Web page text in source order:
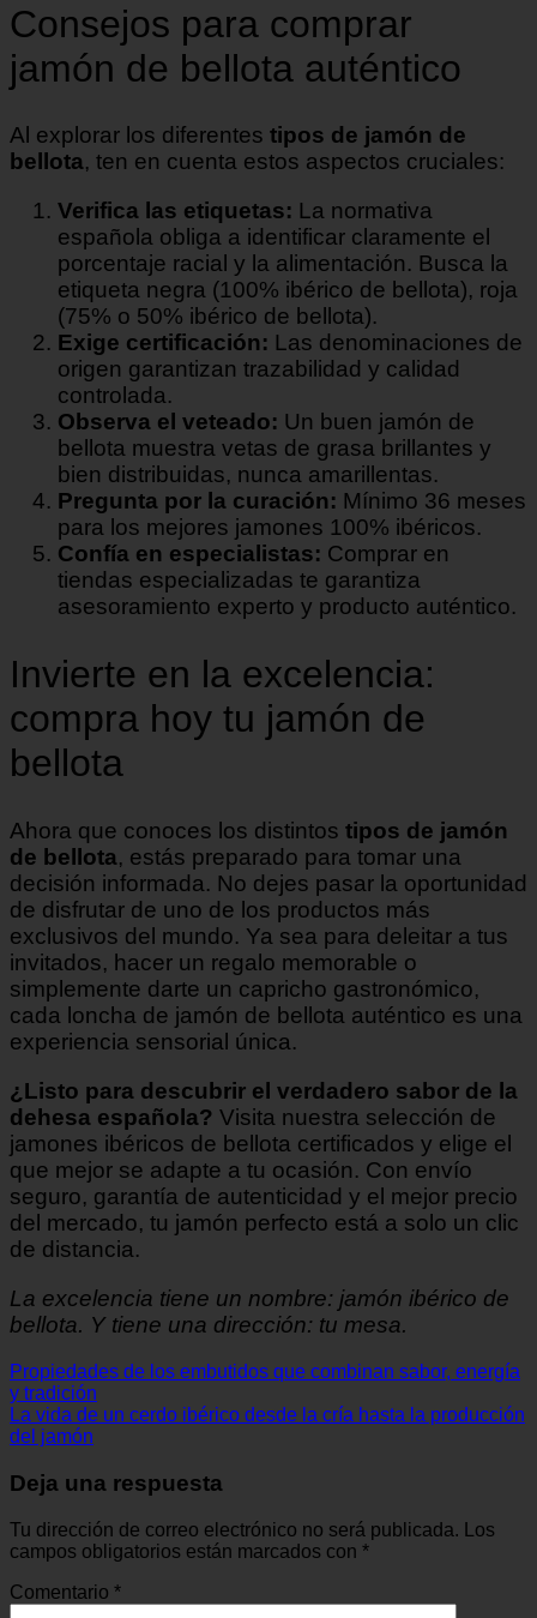
Consejos para comprar
jamón de bellota auténtico
Al explorar los diferentes tipos de jamón de
bellota, ten en cuenta estos aspectos cruciales:
Verifica las etiquetas: La normativa
española obliga a identificar claramente el
porcentaje racial y la alimentación. Busca la
etiqueta negra (100% ibérico de bellota), roja
(75% o 50% ibérico de bellota).
Exige certificación: Las denominaciones de
origen garantizan trazabilidad y calidad
controlada.
Observa el veteado: Un buen jamón de
bellota muestra vetas de grasa brillantes y
bien distribuidas, nunca amarillentas.
Pregunta por la curación: Mínimo 36 meses
para los mejores jamones 100% ibéricos.
Confía en especialistas: Comprar en
tiendas especializadas te garantiza
asesoramiento experto y producto auténtico.
Invierte en la excelencia:
compra hoy tu jamón de
bellota
Ahora que conoces los distintos tipos de jamón
de bellota, estás preparado para tomar una
decisión informada. No dejes pasar la oportunidad
de disfrutar de uno de los productos más
exclusivos del mundo. Ya sea para deleitar a tus
invitados, hacer un regalo memorable o
simplemente darte un capricho gastronómico,
cada loncha de jamón de bellota auténtico es una
experiencia sensorial única.
¿Listo para descubrir el verdadero sabor de la
dehesa española? Visita nuestra selección de
jamones ibéricos de bellota certificados y elige el
que mejor se adapte a tu ocasión. Con envío
seguro, garantía de autenticidad y el mejor precio
del mercado, tu jamón perfecto está a solo un clic
de distancia.
La excelencia tiene un nombre: jamón ibérico de
bellota. Y tiene una dirección: tu mesa.
Propiedades de los embutidos que combinan sabor, energía
y tradición
La vida de un cerdo ibérico desde la cría hasta la producción
del jamón
Deja una respuesta
Tu dirección de correo electrónico no será publicada.
Los
campos obligatorios están marcados con *
Comentario *